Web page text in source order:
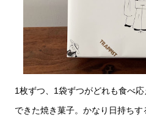
1枚ずつ、1袋ずつがどれも食べ
できた焼き菓子。かなり日持ち